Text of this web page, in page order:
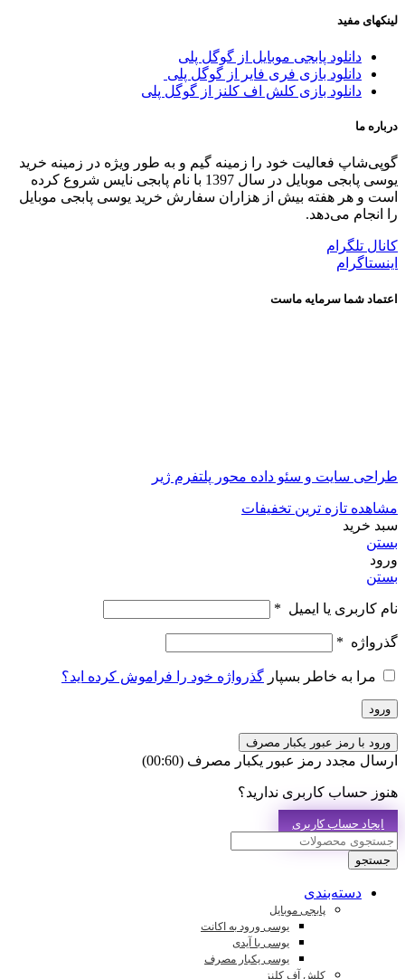
لینکهای مفید
دانلود پابجی موبایل از گوگل پلی
دانلود بازی فری فایر از گوگل پلی
دانلود بازی کلش اف کلنز از گوگل پلی
درباره ما
گوپی‌شاپ فعالیت خود را زمینه گیم و به طور ویژه در زمینه خرید
یوسی پابجی موبایل در سال 1397 با نام پابجی نایس شروع کرده
است و هر هفته بیش از هزاران سفارش خرید یوسی پابجی موبایل
را انجام می‌دهد.
کانال تلگرام
اینستاگرام
اعتماد شما سرمایه ماست
طراحی سایت و سئو داده محور پلتفرم ژیر
مشاهده تازه ترین تخفیفات
سبد خرید
بستن
ورود
بستن
نام کاربری یا ایمیل *
گذرواژه *
مرا به خاطر بسپار گذرواژه خود را فراموش کرده اید؟
ورود
ورود با رمز عبور یکبار مصرف
ارسال مجدد رمز عبور یکبار مصرف (00:
60
)
هنوز حساب کاربری ندارید؟
ایجاد حساب کاربری
جستجو
دسته‌بندی
پابجی موبایل
یوسی ورود به اکانت
یوسی با آیدی
یوسی یکبار مصرف
کلش آف کلنز